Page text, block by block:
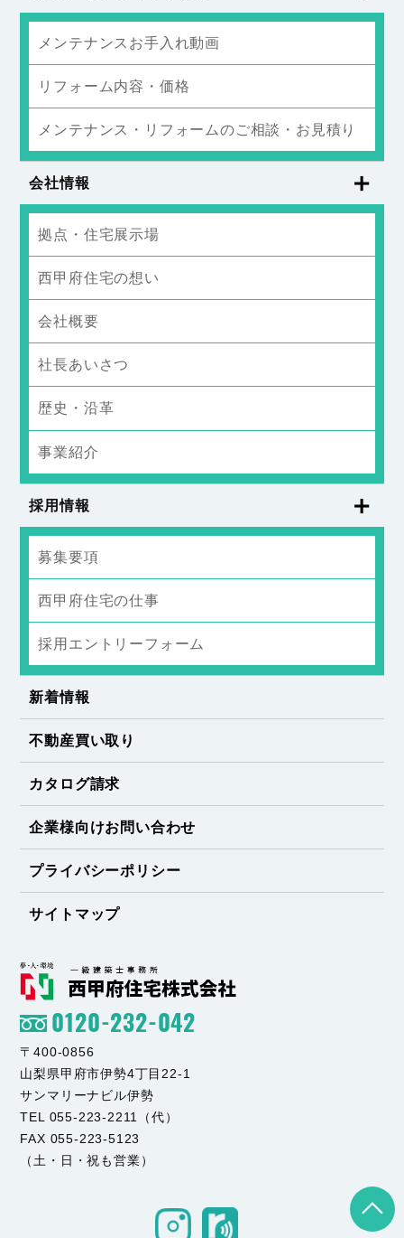
メンテナンスお手入れ動画
リフォーム内容・価格
メンテナンス・リフォームのご相談・お見積り
会社情報
拠点・住宅展示場
西甲府住宅の想い
会社概要
社長あいさつ
歴史・沿革
事業紹介
採用情報
募集要項
西甲府住宅の仕事
採用エントリーフォーム
新着情報
不動産買い取り
カタログ請求
企業様向けお問い合わせ
プライバシーポリシー
サイトマップ
0120-232-042
〒400-0856
山梨県甲府市伊勢4丁目22-1
サンマリーナビル伊勢
TEL 055-223-2211（代）
FAX 055-223-5123
（土・日・祝も営業）